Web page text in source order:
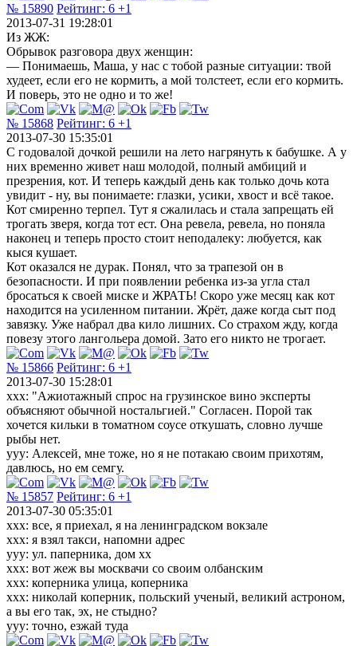
№ 15890 Рейтинг: 6 +1
2013-07-31 19:28:01
Из ЖЖ:
Обрывок разговора двух женщин:
— Понимаешь, Маша, у нас с тобой разные ситуации: твой
худеет, если его не кормить, а мой толстеет, если его кормить.
И поверь, это не одно и то же!
№ 15868 Рейтинг: 6 +1
2013-07-30 15:35:01
С годовалой дочкой решили на лето нагрянуть к бабушке. А у
них временно живет наш молодой, полный амбиций и
презрения, кот. И теперь каждый день как только дочь кота
увидит - ну, вы понимаете: глазки, усики, хвост и всё такое.
Кот смиренно терпел. Тут я сжалилась и стала запрещать ей
трогать зверя, когда тот ест. Она ревела, ревела, но поняла
наконец и теперь просто стоит неподалеку: любуется, как
кыся кушает.
Кот оказался не дурак. Понял, что за трапезой он в
безопасности. И при появлении ребенка из-за угла стал
бросаться к своей миске и ЖРАТЬ! Скоро уже месяц как кот
находится на усиленном питании. Жрёт, даже когда сыт под
завязку. Уже набрал два кило лишних. Со страхом жду, когда
повезу этого лангольера домой. Зато его никто не трогает.
№ 15866 Рейтинг: 6 +1
2013-07-30 15:28:01
xxx: "Ажиотажный спрос на грузинское вино эксперты
объясняют обычной ностальгией." Согласен. Порой так
хочется кильки в томатном соусе откушать, словно лучше
рыбы нет.
yyy: Алексей, мне тоже, но я не потакаю своим прихотям,
давлюсь, но ем семгу.
№ 15857 Рейтинг: 6 +1
2013-07-30 05:35:01
xxx: все, я приехал, я на ленинградском вокзале
xxx: я взял такси, напомни адрес
yyy: ул. паперника, дом xx
xxx: вот жеж вы москвачи со своим олбанским
xxx: коперника улица, коперника
xxx: николай коперник, польский ученый, великий астроном,
а вы его так, эх, не стыдно?
yyy: точно, езжай туда